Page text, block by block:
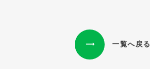
一覧へ戻る